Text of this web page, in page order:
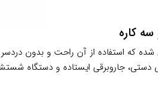
کاره
که استفاده از آن راحت و بدون
دستی، جاروبرقی ایستاده و دستگاه